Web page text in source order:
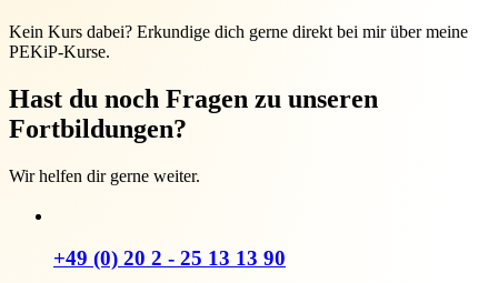
Kein Kurs dabei? Erkundige dich gerne direkt bei mir über meine
PEKiP-Kurse.
Hast du noch Fragen zu unseren
Fortbildungen?
Wir helfen dir gerne weiter.
+49 (0) 20 2 - 25 13 13 90